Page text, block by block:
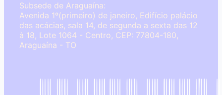
Subsede de Araguaína:
Avenida 1º(primeiro) de janeiro, Edifício palácio
das acácias, sala 14, de segunda a sexta das 12
à 18, Lote 1064 - Centro, CEP: 77804-180,
Araguaína - TO